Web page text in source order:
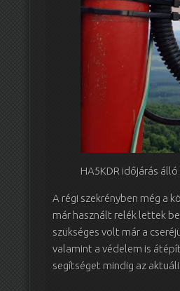
HA5KDR időjárás
A régi szekrényben még a
már használt relék lettek
szükséges volt már a
valamint a védelem is
segítséget mindig az